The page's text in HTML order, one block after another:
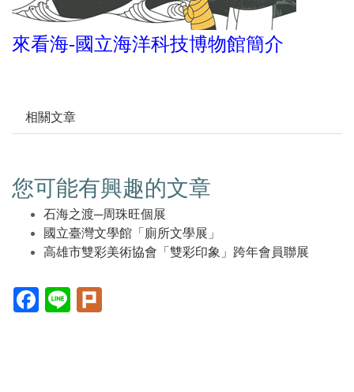
來看海-國立海洋科技博物館簡介
相關文章
您可能有興趣的文章
石海之渡─周珠旺個展
國立臺灣文學館「廁所文學展」
高雄市雙彩美術協會「雙彩印象」跨年會員聯展
Facebook(另
開
Line(另
開